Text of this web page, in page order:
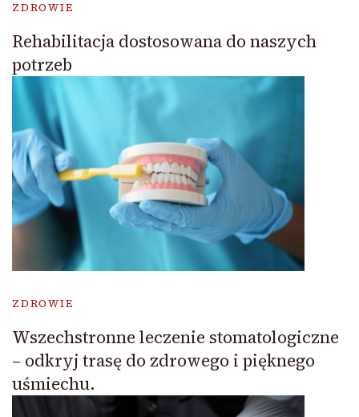
ZDROWIE
Rehabilitacja dostosowana do naszych
potrzeb
ZDROWIE
Wszechstronne leczenie stomatologiczne
– odkryj trasę do zdrowego i pięknego
uśmiechu.